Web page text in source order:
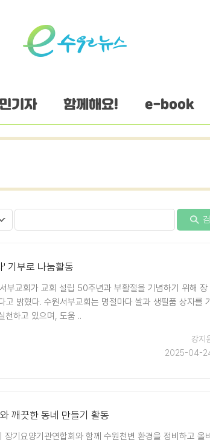
기자 함께해요! e-book
기부로 나눔활동
부교회가 교회 설립 50주년과 부활절을 기념하기 위해 장
고 밝혔다. 수원서부교회는 명절마다 쌀과 생필품 상자를
천하고 있으며, 도움 ..
강지
2025-04-
깨끗한 동네 만들기 활동
기요양기관연합회와 함께 수원천변 환경을 정비하고 올